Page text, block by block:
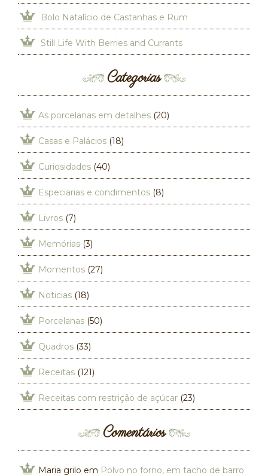
Bolo Natalício de Castanhas e Rum
Still Life With Berries and Currants
Categorias
As porcelanas em detalhes (20)
Casas e Palácios (18)
Curiosidades (40)
Especiarias e condimentos (8)
Livros (7)
Memórias (3)
Momentos (27)
Noticias (18)
Porcelanas (50)
Quadros (33)
Receitas (121)
Receitas com restrição de açúcar (23)
Comentários
Maria grilo em Polvo no forno, em tacho de barro